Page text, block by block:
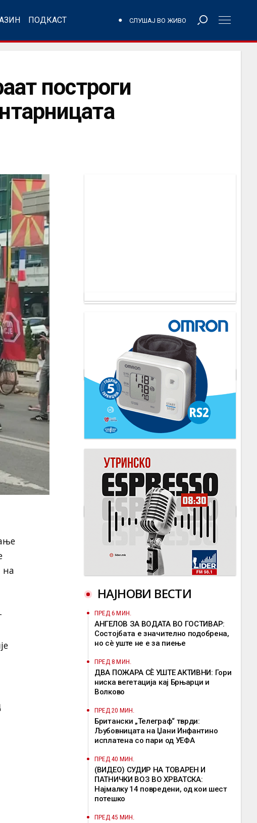
ПОДКАСТ СЛУШАЈ ВО ЖИВО
построги
на
НАЈНОВИ ВЕСТИ
ПРЕД 6 МИН.
АНГЕЛОВ ЗА ВОДАТА ВО ГОСТИВАР:
Состојбата е значително подобрена,
но сè уште не е за пиење
ПРЕД 8 МИН.
ДВА ПОЖАРА СÈ УШТЕ АКТИВНИ: Гори
ниска вегетација кај Брњарци и
Волково
ПРЕД 20 МИН.
Британски „Телеграф“ тврди:
Љубовницата на Џани Инфантино
исплатена со пари од УЕФА
ПРЕД 40 МИН.
(ВИДЕО) СУДИР НА ТОВАРЕН И
ПАТНИЧКИ ВОЗ ВО ХРВАТСКА:
Најмалку 14 повредени, од кои шест
потешко
ПРЕД 45 МИН.